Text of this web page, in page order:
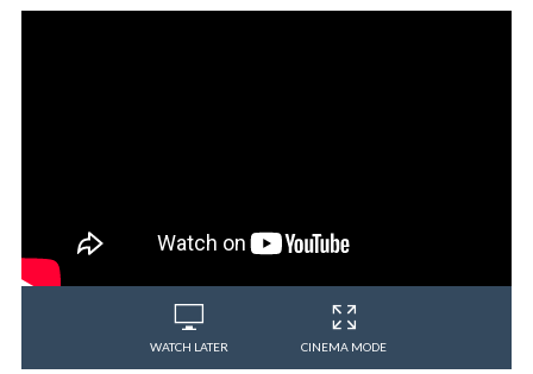
WATCH LATER CINEMA MODE